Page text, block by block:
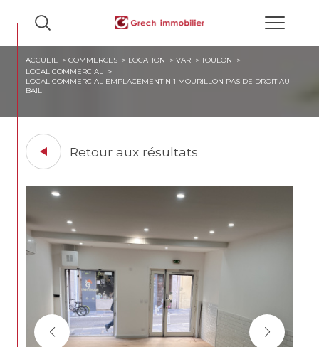
ACCUEIL COMMERCES LOCATION VAR
TOULON
LOCAL COMMERCIAL
LOCAL COMMERCIAL EMPLACEMENT N 1 MOURILLON PAS DE DROIT AU
BAIL
Retour aux résultats